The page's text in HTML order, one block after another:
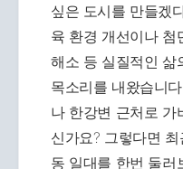
싶은 도시를 만들겠
육 환경 개선이나 첨
해소 등 실질적인 삶
목소리를 내왔습니
나 한강변 근처로 가
신가요? 그렇다면
동 일대를 한번 둘러